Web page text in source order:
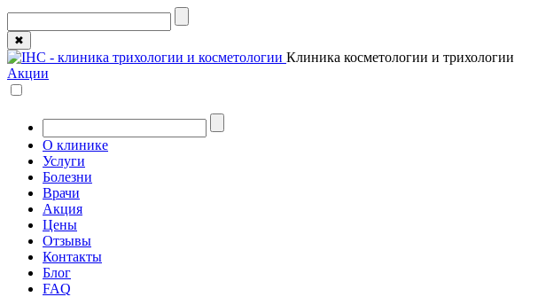
✖
Клиника косметологии и трихологии
Акции
О клинике
Услуги
Болезни
Врачи
Акция
Цены
Отзывы
Контакты
Блог
FAQ